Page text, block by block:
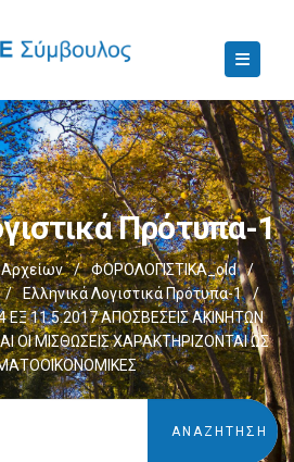
Πρότυπα-1
Αρχείων / ΦΟΡΟΛΟΓΙΣΤΙΚΑ_old
/
/ Ελληνικά Λογιστικά Πρότυπα-1
/
ΕΞ 11.5.2017 ΑΠΟΣΒΕΣΕΙΣ ΑΚΙΝΗΤΩΝ
ΟΙ ΜΙΣΘΩΣΕΙΣ ΧΑΡΑΚΤΗΡΙΖΟΝΤΑΙ ΩΣ